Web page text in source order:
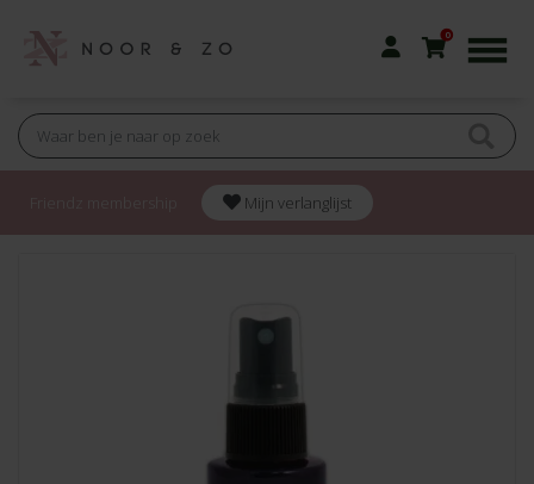
0
Mijn verlanglijst